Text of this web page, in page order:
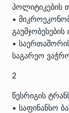
პოლიტიკების
•
•
საგარეო
2
წესრიგის
• საფინანსო